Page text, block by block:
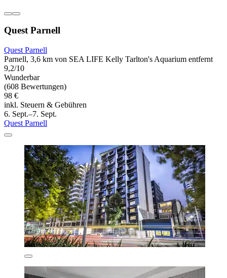
Quest Parnell
Quest Parnell
Parnell, 3,6 km von SEA LIFE Kelly Tarlton's Aquarium entfernt
9,2/10
Wunderbar
(608 Bewertungen)
98 €
inkl. Steuern & Gebühren
6. Sept.–7. Sept.
Quest Parnell